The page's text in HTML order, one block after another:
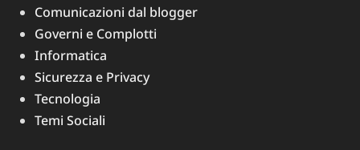
Comunicazioni dal blogger
Governi e Complotti
Informatica
Sicurezza e Privacy
Tecnologia
Temi Sociali